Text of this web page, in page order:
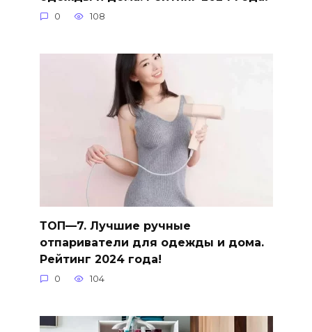
0 108
ТОП—7. Лучшие ручные
отпариватели для одежды и дома.
Рейтинг 2024 года!
0 104